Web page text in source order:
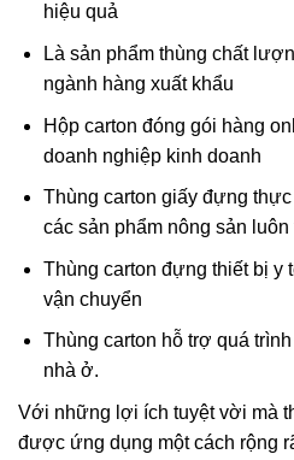
hiệu quả
Là sản phẩm thùng chất
ngành hàng xuất khẩu
Hộp carton đóng gói hàng
doanh nghiệp kinh doanh
Thùng carton giấy đựng
các sản phẩm nông sản
Thùng carton đựng thiết bị y
vận chuyển
Thùng carton hỗ trợ quá
nhà ở.
Với những lợi ích tuyệt vời mà
được ứng dụng một cách rộng